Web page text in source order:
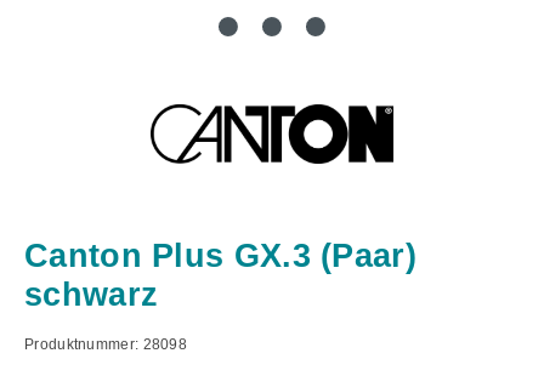
Canton Plus GX.3 (Paar)
schwarz
Produktnummer: 28098